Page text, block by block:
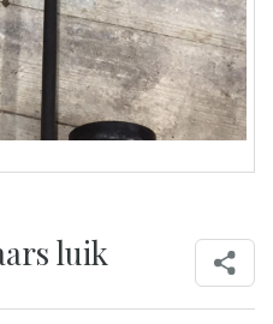
luik